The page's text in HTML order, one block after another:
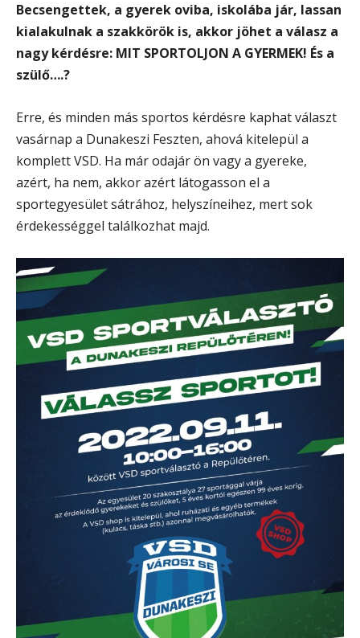
Becsengettek, a gyerek oviba, iskolába jár, lassan
kialakulnak a szakkörök is, akkor jöhet a válasz a
nagy kérdésre: MIT SPORTOLJON A GYERMEK! És a
szülő….?
Erre, és minden más sportos kérdésre kaphat választ
vasárnap a Dunakeszi Feszten, ahová kitelepül a
komplett VSD. Ha már odajár ön vagy a gyereke,
azért, ha nem, akkor azért látogasson el a
sportegyesület sátrához, helyszíneihez, mert sok
érdekességgel találkozhat majd.